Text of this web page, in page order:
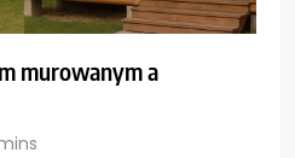
murowanym a